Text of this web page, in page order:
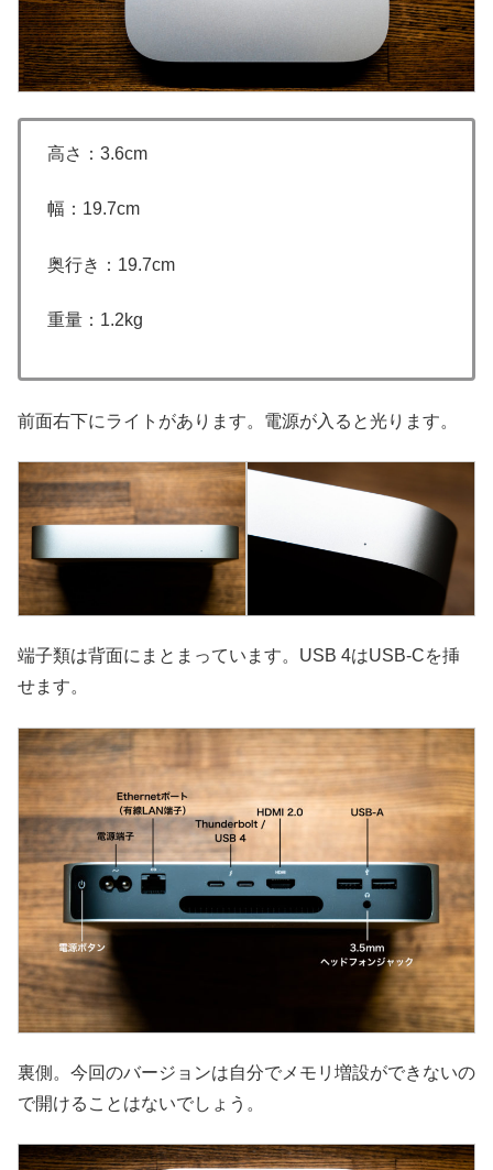
高さ：3.6cm
幅：19.7cm
奥行き：19.7cm
重量：1.2kg
前面右下にライトがあります。電源が入ると光ります。
端子類は背面にまとまっています。USB 4はUSB-Cを挿
せます。
裏側。今回のバージョンは自分でメモリ増設ができないの
で開けることはないでしょう。